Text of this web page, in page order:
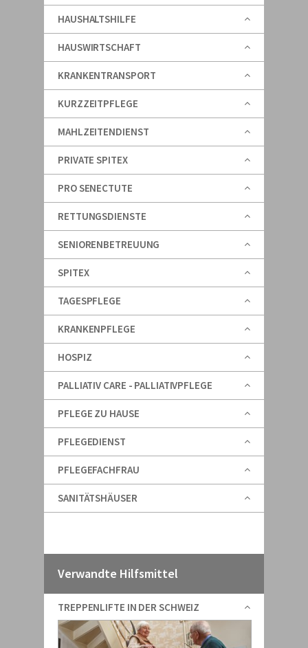
HAUSHALTSHILFE
HAUSWIRTSCHAFT
KRANKENTRANSPORT
KURZZEITPFLEGE
MAHLZEITENDIENST
PRIVATE SPITEX
PRO SENECTUTE
RETTUNGSDIENSTE
SENIORENBETREUUNG
SPITEX
TAGESPFLEGE
KRANKENPFLEGE
HOSPIZ
PALLIATIV CARE - PALLIATIVPFLEGE
PFLEGE ZU HAUSE
PFLEGEDIENST
PFLEGEFACHFRAU
SANITÄTSHÄUSER
Verwandte Hilfsmittel
TREPPENLIFTE IN DER SCHWEIZ